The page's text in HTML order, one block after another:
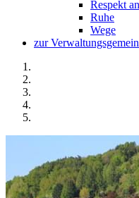
Respekt
Ruhe
Wege
zur